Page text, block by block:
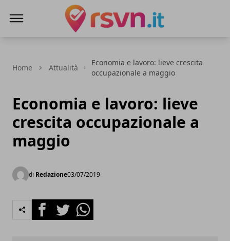
Home Attualità
Economia e lavoro: lieve crescita
occupazionale a maggio
Economia e lavoro: lieve
crescita occupazionale a
maggio
di Redazione03/07/2019
FacebookTwitterWhatsapp